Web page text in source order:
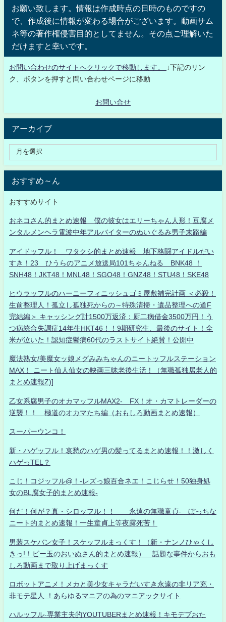
お願い致します。情報は作成時点の日時のものですの
で、作成後に情報が変わる場合がございます。動画サム
ネ等の著作権侵害目的としてません。その点ご理解いた
だけますと幸いです。
お問い合わせのサイトへクリックで移動します。
↓下記のリン
ク、ボタンを押すと問い合わせページに移動
お問い合せ
アーカイブ
おすすめ～ん
おすすめサイト
おネコさん的まとめ速報 僕の彼女はエリーちゃん人形！豆腐メ
ンタルメンヘラ電波中年アルバイターのぬいぐるみ男子末路編
アイドッフル！ ワタクシ的まとめ速報 地下格闘アイドルだい
すき！23 ひうらのアニメ放送局101ちゃんねる BNK48 ！
SNH48！JKT48！MNL48！SGO48！GNZ48！STU48！SKE48
ヒウラッフルのハーニーフィニッシュゴミ屋敷補完計画 ＜必殺！
生前整理人！孤立し孤独死からの～特殊清掃・遺品整理への道F
完結編＞ キャッシング計1500万返済：厨二病借金3500万円！う
つ病統合失調症14年生HKT46！！9期研究生、最後のサイト！全
米が泣いた！認知症鬱病60代のラストサイト絶賛！公開中
魔法熟女/美魔女ッ娘メグみみちゃんのニートッフルステーション
MAX！ ニート仙人仙女の映画三昧老後生活！（無職孤独居老人的
まとめ速報Z)]
乙女系腐男子のオカマッフルMAX2- FX！オ・カマトレーダーの
逆襲！！ 極道のオカマたち編（おもしろ動画まとめ速報）
スーパーウンコ！
新・ハゲッフル！哀愁のハゲ男の髪ってるまとめ速報！！激しく
ハゲっTEL？
こじ！コジッフル@！-レズっ娘百合ネエ！こじらせ！50独身処
女のBL腐女子的まとめ速報-
何だ！何が？真・シロッフル！！ 永遠の無職童貞- ぼっちな
ニート的まとめ速報！一生童貞上等夜露死苦！
男装スケバン女子！スケッフルまっくす！（新・ナンノひゃくし
きっ!！ビー玉のおいぬさん的まとめ速報） 話題な事件からおも
しろ動画まで取り上げまっくす
ロボットアニメ！メカと美少女キャラだいすき永遠の非リア充・
非モテ星人 ！あらゆるマニアの為のマニアックサイト
ハルッフル-専業主夫的YOUTUBERまとめ速報！キモデブおた